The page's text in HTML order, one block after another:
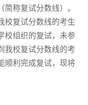
称复试分数线）。
校复试分数线的考生
校组织的复试，未参
我校复试分数线的考
顺利完成复试，现将